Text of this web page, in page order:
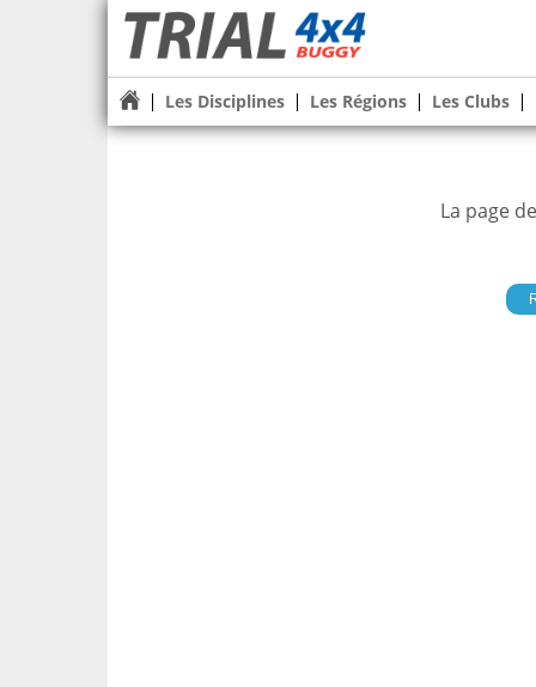
Les Disciplines Les Régions Les Clubs
La page